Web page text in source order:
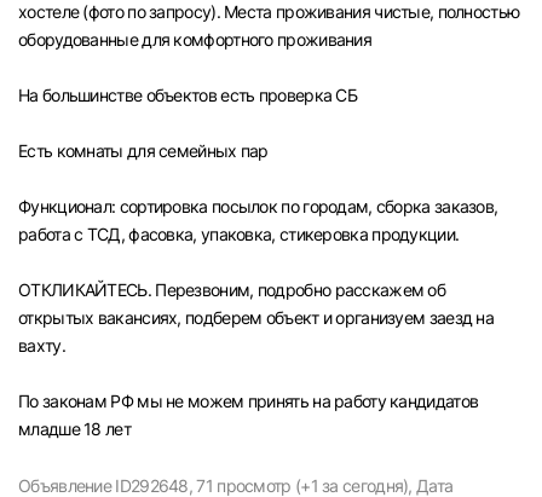
хостеле (фото по запросу). Места проживания чистые, полностью
оборудованные для комфортного проживания
На большинстве объектов есть проверка СБ
Есть комнаты для семейных пар
Функционал: сортировка посылок по городам, сборка заказов,
работа с ТСД, фасовка, упаковка, стикеровка продукции.
ОТКЛИКАЙТЕСЬ. Перезвоним, подробно расскажем об
открытых вакансиях, подберем объект и организуем заезд на
вахту.
По законам РФ мы не можем принять на работу кандидатов
младше 18 лет
Объявление ID292648,71 просмотр (+1 за сегодня), Дата